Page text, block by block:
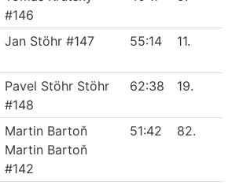
#146
Jan Stöhr #147 55:14 11.
Pavel Stöhr Stöhr
#148
62:38 19.
Martin Bartoň
Martin Bartoň
#142
51:42 82.